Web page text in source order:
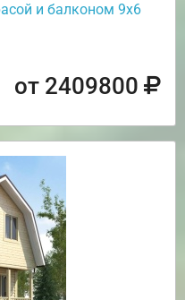
и балконом 9х6
от 2409800